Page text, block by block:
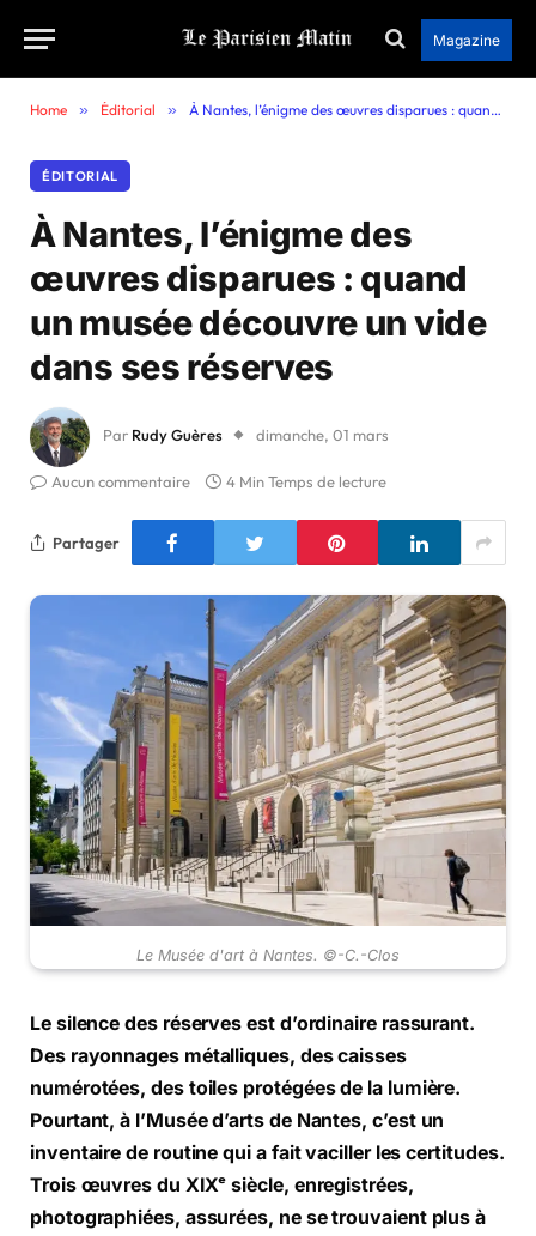
Magazine
Home » Éditorial » À Nantes, l’énigme des œuvres disparues : quand un musée découvre un vide dans ses réserves
ÉDITORIAL
À Nantes, l’énigme des
œuvres disparues : quand
un musée découvre un vide
dans ses réserves
Par Rudy Guères dimanche, 01 mars
Aucun commentaire 4 Min Temps de lecture
Partager
Le Musée d'art à Nantes. ©-C.-Clos
Le silence des réserves est d’ordinaire rassurant.
Des rayonnages métalliques, des caisses
numérotées, des toiles protégées de la lumière.
Pourtant, à l’Musée d’arts de Nantes, c’est un
inventaire de routine qui a fait vaciller les certitudes.
Trois œuvres du XIXᵉ siècle, enregistrées,
photographiées, assurées, ne se trouvaient plus à